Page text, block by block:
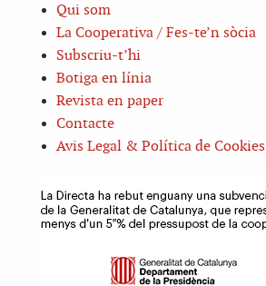
Qui som
La Cooperativa / Fes-te’n sòcia
Subscriu-t’hi
Botiga en línia
Revista en paper
Contacte
Avis Legal & Política de Cookies